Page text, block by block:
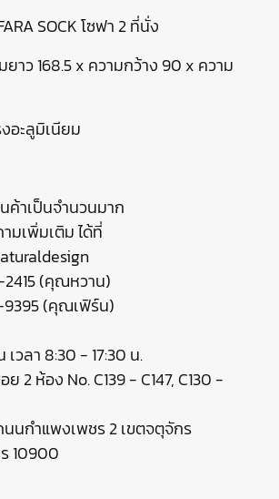
SOCK โซฟา 2 ที่นั่ง
ยาว 168.5 x ความกว้าง 90 x ความ
อะลูมิเนียม
ค้าเป็นจำนวนมาก
มเพิ่มเติม ได้ที่
(คุณหวาน)
(คุณเฟิร์น)
วลา 8:30 - 17:30 น.
ย 2 ห้อง No. C139 - C147, C130 -
นกำแพงเพชร 2 เขตจตุจักร
10900